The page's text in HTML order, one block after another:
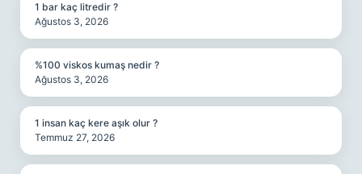
1 bar kaç litredir ?
Ağustos 3, 2026
%100 viskos kumaş nedir ?
Ağustos 3, 2026
1 insan kaç kere aşık olur ?
Temmuz 27, 2026